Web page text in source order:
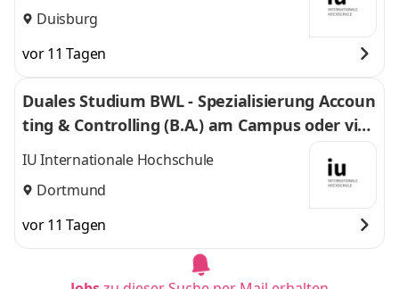
Duisburg
vor 11 Tagen
Duales Studium BWL - Spezialisierung Accoun
ting & Controlling (B.A.) am Campus oder virt
uell
IU Internationale Hochschule
Dortmund
vor 11 Tagen